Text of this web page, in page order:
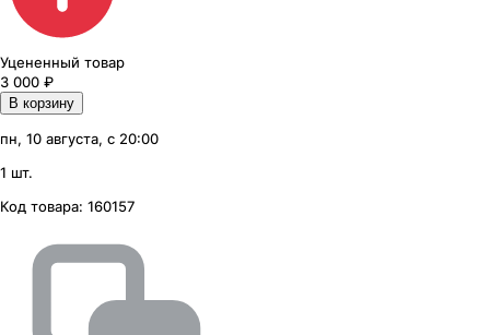
Уцененный товар
3 000 ₽
В корзину
пн, 10 августа, с 20:00
1 шт.
Код товара: 160157